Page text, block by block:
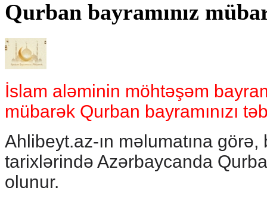
Qurban bayramınız
İslam aləminin möhtəşəm
mübarək Qurban bayramınızı
Ahlibeyt.az-ın məlumatına
tarixlərində Azərbaycanda
olunur.